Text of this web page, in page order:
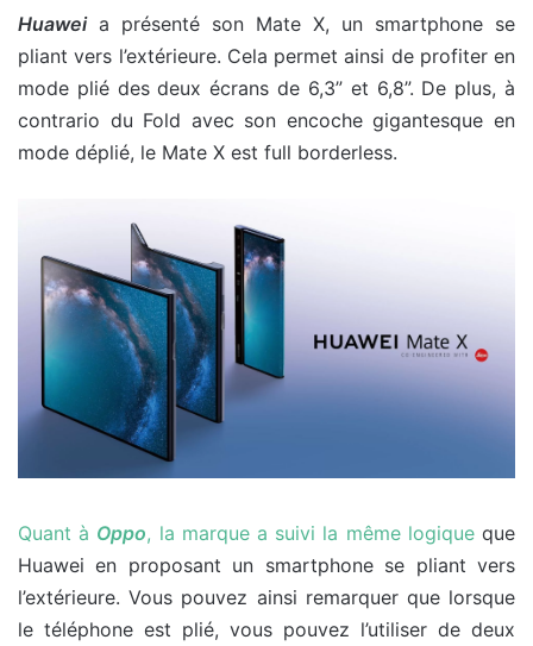
Huawei a présenté son Mate X, un smartphone se
pliant vers l’extérieure. Cela permet ainsi de profiter en
mode plié des deux écrans de 6,3” et 6,8”. De plus, à
contrario du Fold avec son encoche gigantesque en
mode déplié, le Mate X est full borderless.
Quant à Oppo, la marque a suivi la même logiqueque
Huawei en proposant un smartphone se pliant vers
l’extérieure. Vous pouvez ainsi remarquer que lorsque
le téléphone est plié, vous pouvez l’utiliser de deux